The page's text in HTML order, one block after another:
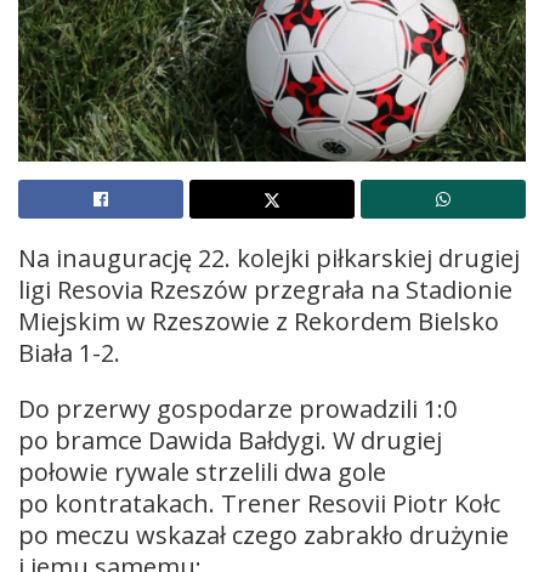
Na inaugurację 22. kolejki piłkarskiej drugiej
ligi Resovia Rzeszów przegrała na Stadionie
Miejskim w Rzeszowie z Rekordem Bielsko
Biała 1-2.
Do przerwy gospodarze prowadzili 1:0
po bramce Dawida Bałdygi. W drugiej
połowie rywale strzelili dwa gole
po kontratakach. Trener Resovii Piotr Kołc
po meczu wskazał czego zabrakło drużynie